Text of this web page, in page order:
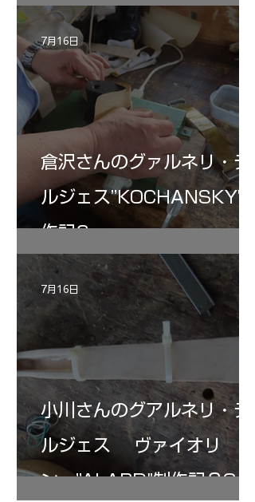
倉沢さんのグァルネリ・デ
ルジェス”KOCHANSKY"制
作記6
7月16日
小川さんのグアルネリ・デ
ルジェス ヴァイオリ
ン ”ALARD"制作記３3
7月16日